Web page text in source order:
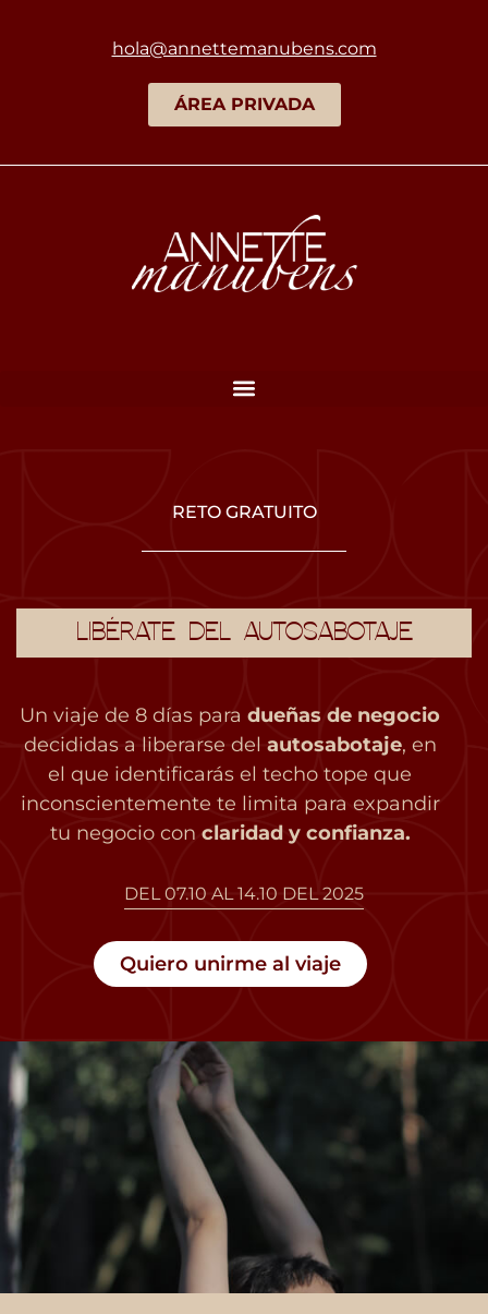
hola@annettemanubens.com
ÁREA PRIVADA
RETO GRATUITO
LIBÉRATE DEL AUTOSABOTAJE
Un viaje de 8 días paradueñas de negocio
decididas a liberarse del autosabotaje, en
el que identificarás el techo tope que
inconscientemente te limita para expandir
tu negocio con claridad y confianza.
DEL 07.10 AL 14.10 DEL 2025
Quiero unirme al viaje